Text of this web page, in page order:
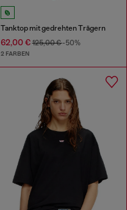
Tanktop mit gedrehten Trägern
62,00 €125,00 €-50%
2 FARBEN